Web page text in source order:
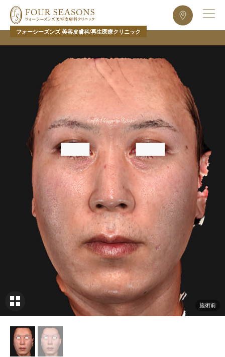
フォーシーズンズ 美容皮膚科/再生医療クリニック
施術前